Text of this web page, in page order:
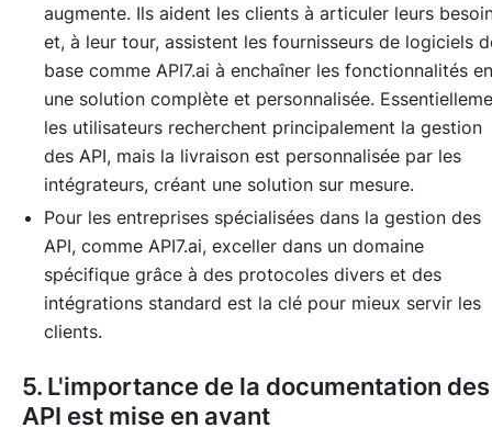
augmente. Ils aident les clients à articuler leurs
et, à leur tour, assistent les fournisseurs de logiciels
base comme API7.ai à enchaîner les fonctionnalités en
une solution complète et personnalisée.
les utilisateurs recherchent principalement la gestion
des API, mais la livraison est personnalisée par les
intégrateurs, créant une solution sur mesure.
Pour les entreprises spécialisées dans la gestion des
API, comme API7.ai, exceller dans un domaine
spécifique grâce à des protocoles divers et des
intégrations standard est la clé pour mieux servir les
clients.
5. L'importance de la documentation des
API est mise en avant